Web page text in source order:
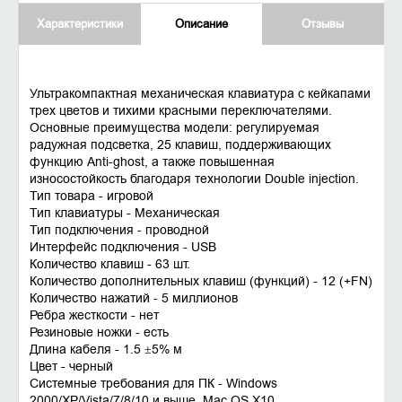
Характеристики Описание Отзывы
Ультракомпактная механическая клавиатура с кейкапами
трех цветов и тихими красными переключателями.
Основные преимущества модели: регулируемая
радужная подсветка, 25 клавиш, поддерживающих
функцию Anti-ghost, а также повышенная
износостойкость благодаря технологии Double injection.
Тип товара - игровой
Тип клавиатуры - Механическая
Тип подключения - проводной
Интерфейс подключения - USB
Количество клавиш - 63 шт.
Количество дополнительных клавиш (функций) - 12 (+FN)
Количество нажатий - 5 миллионов
Ребра жесткости - нет
Резиновые ножки - есть
Длина кабеля - 1.5 ±5% м
Цвет - черный
Системные требования для ПК - Windows